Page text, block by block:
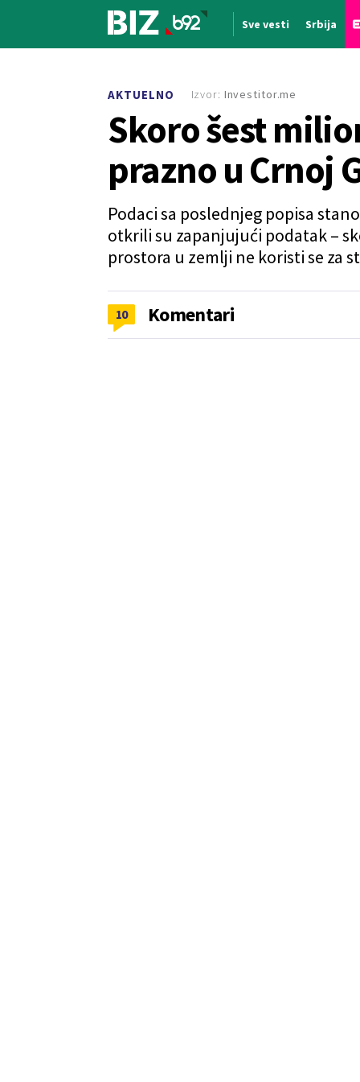
Sve vesti Srbija
AKTUELNO
Skoro šest
prazno u Crnoj
Podaci sa poslednjeg popisa
otkrili su zapanjujući podatak –
prostora u zemlji ne koristi se za
Izvor: Investitor.me
10 Komentari